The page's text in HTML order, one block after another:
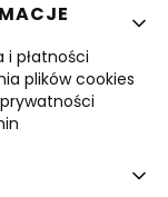
i płatności
plików cookies